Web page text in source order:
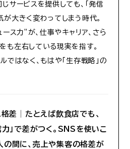
サービスを提供しても、「発信
大きく変わってしまう時代。
ス力”が、仕事やキャリア、さら
も左右している現実を指す。
はなく、もはや「生存戦略」の
差│たとえば飲食店でも、
力」で差がつく。SNSを使いこ
の間に、売上や集客の格差が